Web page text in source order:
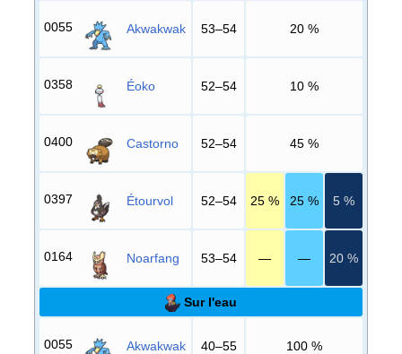
0055 Akwakwak 53–54 20 %
0358 Éoko 52–54 10 %
0400 Castorno 52–54 45 %
0397 Étourvol 52–54 25 % 25 % 5 %
0164 Noarfang 53–54 — — 20 %
Sur l'eau
0055 Akwakwak 40–55 100 %